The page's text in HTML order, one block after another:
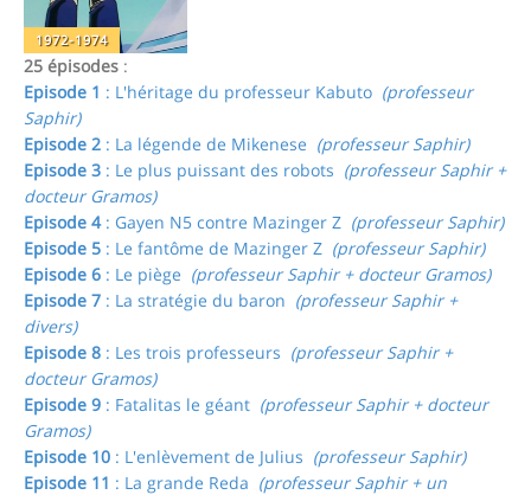
1972-1974
25 épisodes :
Episode 1 : L'héritage du professeur Kabuto (professeur
Saphir)
Episode 2 : La légende de Mikenese (professeur Saphir)
Episode 3 : Le plus puissant des robots (professeur Saphir +
docteur Gramos)
Episode 4: Gayen N5 contre Mazinger Z (professeur Saphir)
Episode 5 : Le fantôme de Mazinger Z (professeur Saphir)
Episode 6 : Le piège (professeur Saphir + docteur Gramos)
Episode 7 : La stratégie du baron (professeur Saphir +
divers)
Episode 8 : Les trois professeurs (professeur Saphir +
docteur Gramos)
Episode 9 : Fatalitas le géant (professeur Saphir + docteur
Gramos)
Episode 10 : L'enlèvement de Julius (professeur Saphir)
Episode 11 : La grande Reda (professeur Saphir + un